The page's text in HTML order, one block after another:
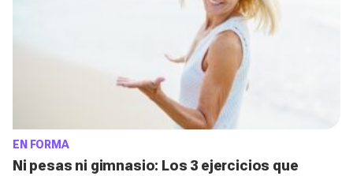
EN FORMA
Ni pesas ni gimnasio: Los 3 ejercicios que